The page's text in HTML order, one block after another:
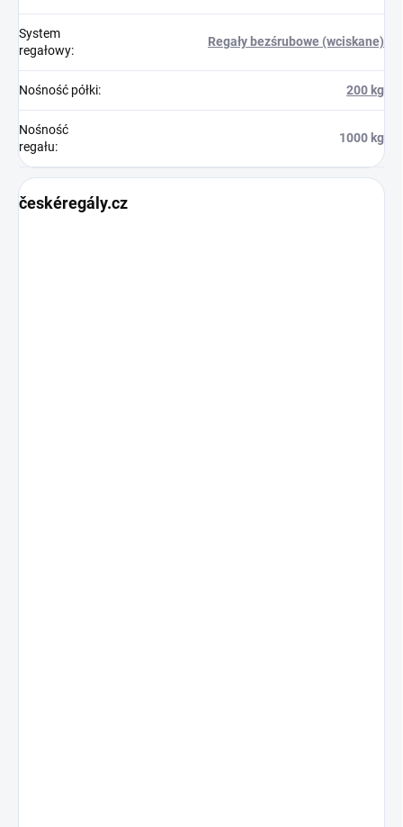
System
regałowy:
Regały bezśrubowe (wciskane)
Nośność półki: 200 kg
Nośność
regału:
1000 kg
českéregály.cz